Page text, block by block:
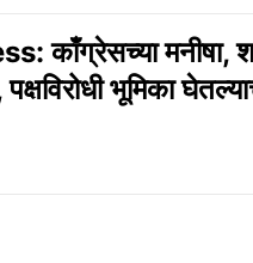
काँग्रेसच्या मनीषा,
पक्षविरोधी भूमिका